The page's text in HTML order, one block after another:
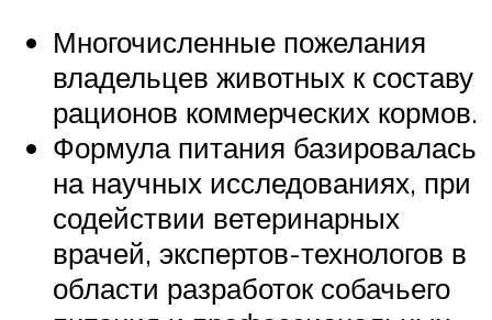
Многочисленные пожелания
владельцев животных к составу
рационов коммерческих кормов.
Формула питания базировалась
на научных исследованиях, при
содействии ветеринарных
врачей, экспертов-технологов в
области разработок собачьего